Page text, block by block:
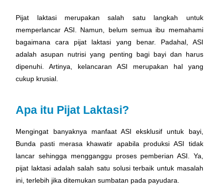
Pijat laktasi merupakan salah satu langkah untuk
memperlancar ASI. Namun, belum semua ibu memahami
bagaimana cara pijat laktasi yang benar. Padahal, ASI
adalah asupan nutrisi yang penting bagi bayi dan harus
dipenuhi. Artinya, kelancaran ASI merupakan hal yang
cukup krusial.
Apa itu Pijat Laktasi?
Mengingat banyaknya manfaat ASI eksklusif untuk bayi,
Bunda pasti merasa khawatir apabila produksi ASI tidak
lancar sehingga mengganggu proses pemberian ASI. Ya,
pijat laktasi adalah salah satu solusi terbaik untuk masalah
ini, terlebih jika ditemukan sumbatan pada payudara.